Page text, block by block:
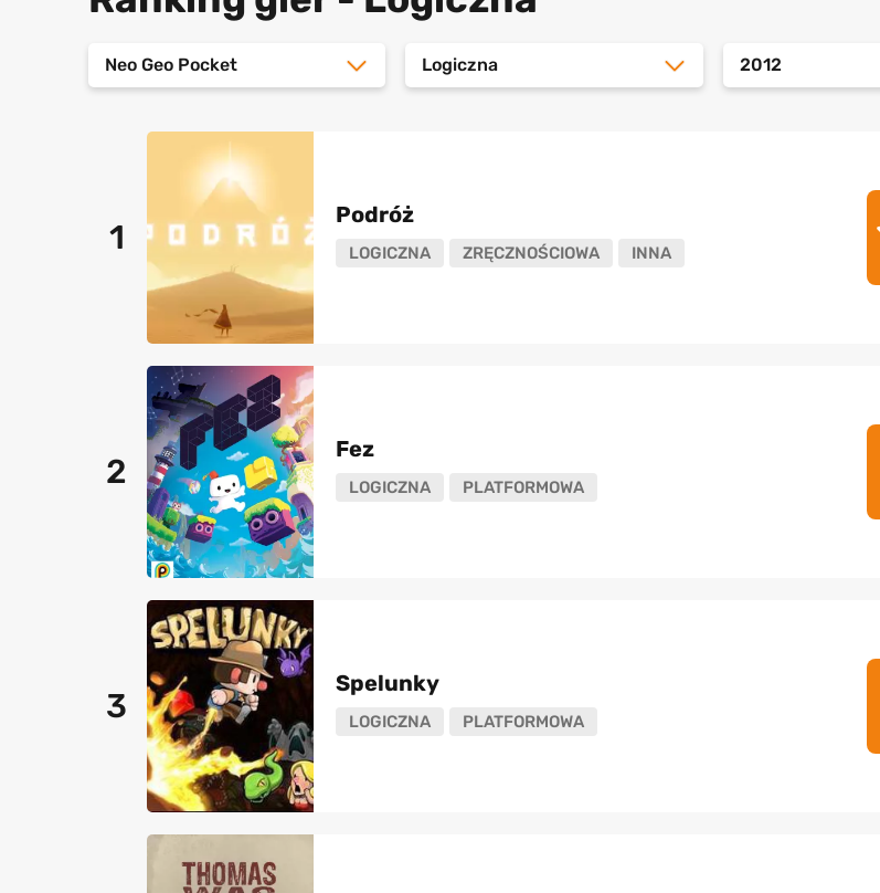
Neo Geo Pocket Logiczna 2012
1
Podróż
LOGICZNA ZRĘCZNOŚCIOWA INNA
2
Fez
LOGICZNA PLATFORMOWA
3
Spelunky
LOGICZNA PLATFORMOWA